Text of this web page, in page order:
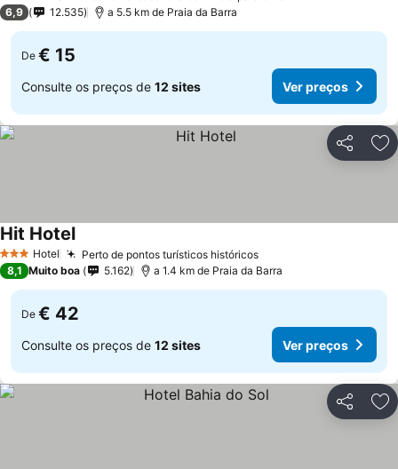
6,9
12.535 a 5.5 km de Praia da Barra
De € 15
Consulte os preços de 12 sites Ver preços
Partilhar
3 EstrelasHotel Perto de pontos turísticos históricos
Hit Hotel
8,1 Muito boa 5.162 a 1.4 km de Praia da Barra
De € 42
Consulte os preços de 12 sites Ver preços
Partilhar